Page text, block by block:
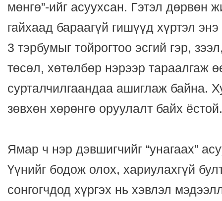
мөнгө”-ийг асуухсан. Гэтэл дөрвөн
гайхаад бараагүй гишүүд хүртэл
3 тэрбумыг тойрогтоо эсгий гэр,
төсөл, хөтөлбөр нэрээр тараалгаж
сурталчилгаандаа ашиглаж байна.
зөвхөн хөрөнгө оруулалт байх ёстой.
Ямар ч нэр дэвшигчийг “унагаах”
Үүнийг бодож олох, хариулахгүй
сонгогчдод хүргэх нь хэвлэл